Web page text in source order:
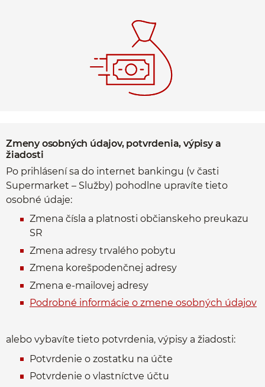
Zmeny osobných údajov, potvrdenia, výpisy a
žiadosti
Po prihlásení sa do internet bankingu (v časti
Supermarket – Služby) pohodlne upravíte tieto
osobné údaje:
Zmena čísla a platnosti občianskeho preukazu
SR
Zmena adresy trvalého pobytu
Zmena korešpodenčnej adresy
Zmena e-mailovej adresy
Podrobné informácie o zmene osobných údajov
alebo vybavíte tieto potvrdenia, výpisy a žiadosti:
Potvrdenie o zostatku na účte
Potvrdenie o vlastníctve účtu